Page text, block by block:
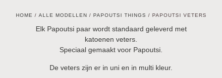
HOME / ALLE MODELLEN / PAPOUTSI THINGS / PAPOUTSI VETERS
Elk Papoutsi paar wordt standaard geleverd met
katoenen veters.
Speciaal gemaakt voor Papoutsi.
De veters zijn er in uni en in multi kleur.